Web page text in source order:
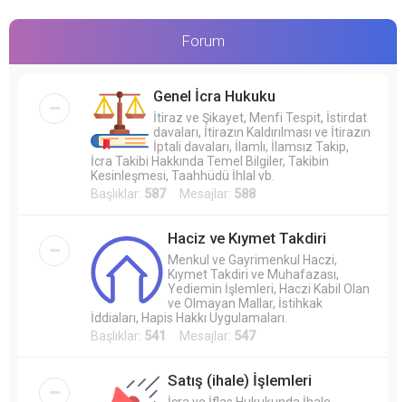
Forum
Genel İcra Hukuku
İtiraz ve Şikayet, Menfi Tespit, İstirdat
davaları, İtirazın Kaldırılması ve İtirazın
İptali davaları, İlamlı, İlamsız Takip,
İcra Takibi Hakkında Temel Bilgiler, Takibin
Kesinleşmesi, Taahhüdü İhlal vb.
Başlıklar: 587Mesajlar: 588
Haciz ve Kıymet Takdiri
Menkul ve Gayrimenkul Haczi,
Kıymet Takdiri ve Muhafazası,
Yediemin İşlemleri, Haczi Kabil Olan
ve Olmayan Mallar, İstihkak
İddiaları, Hapis Hakkı Uygulamaları.
Başlıklar: 541 Mesajlar: 547
Satış (ihale) İşlemleri